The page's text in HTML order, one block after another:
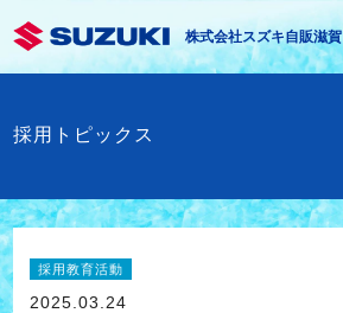
株式会社スズキ自販滋賀
採用トピックス
採用教育活動
2025.03.24